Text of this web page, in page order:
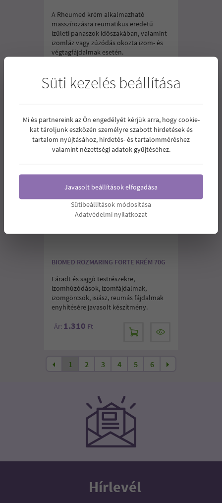
A Rheumed krém alkalmazható
masszírozásra reumatikus eredetű
ízületi panaszok időszakában, valamint
izomláz vagy zúzódás okozta izom- és
végtagfájdalmak esetén.
BIOMED ROZMARING FORTE KRÉM 70G
Fáradt és sajgó testrészekre,
izomhúzódások, izomfájdalmak,
izomgörcsök, isiász, reumás fájdalmak
enyhítésére javasolt készítmény.
Ár: 1.310 Ft
1 2 3 4 5 6
Hírlevél
Süti kezelés beállítása
Mi és partnereink az Ön engedélyét kérjük arra, hogy cookie-
kat tároljunk eszközén személyre szabott hirdetések és
tartalom nyújtásához, hirdetés- és tartalomméréshez
valamint nézettségi adatok gyűjtéséhez.
Javasolt beállítások elfogadása
Sütibeállítások módosítása
Adatvédelmi nyilatkozat